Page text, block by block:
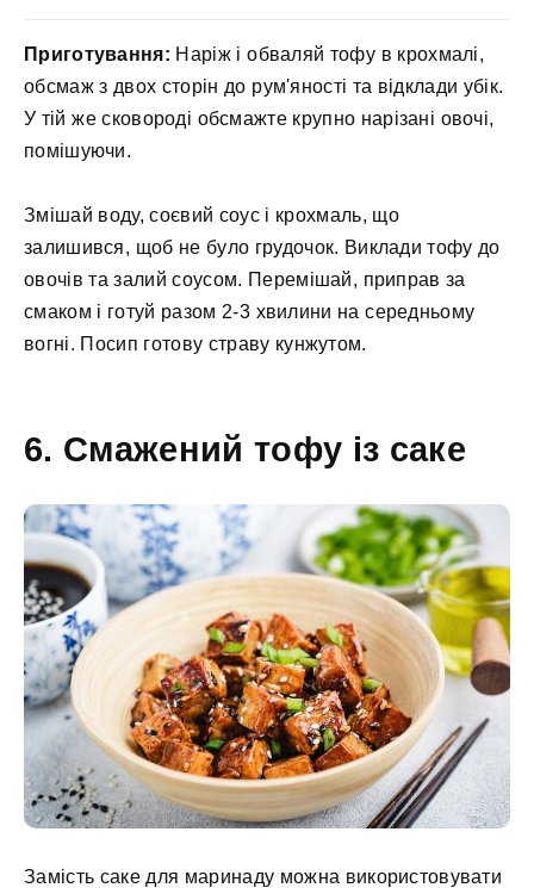
Приготування: Наріж і обваляй тофу в крохмалі,
обсмаж з двох сторін до рум'яності та відклади убік.
У тій же сковороді обсмажте крупно нарізані овочі,
помішуючи.
Змішай воду, соєвий соус і крохмаль, що
залишився, щоб не було грудочок. Виклади тофу до
овочів та залий соусом. Перемішай, приправ за
смаком і готуй разом 2-3 хвилини на середньому
вогні. Посип готову страву кунжутом.
6. Смажений тофу із саке
Замість саке для маринаду можна використовувати